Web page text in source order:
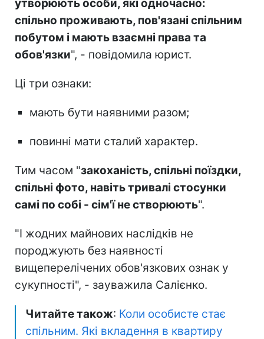
утворюють особи, які одночасно:
спільно проживають, пов'язані спільним
побутом і мають взаємні права та
обов'язки", - повідомила юрист.
Ці три ознаки:
мають бути наявними разом;
повинні мати сталий характер.
Тим часом "закоханість, спільні поїздки,
спільні фото, навіть тривалі стосунки
самі по собі - сім'ї не створюють".
"І жодних майнових наслідків не
породжують без наявності
вищеперелічених обов'язкових ознак у
сукупності", - зауважила Салієнко.
Читайте також: Коли особисте стає
спільним. Які вкладення в квартиру